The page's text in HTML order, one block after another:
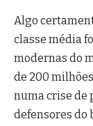
Algo
classe média
modernas do
de 200
numa crise de
defensores do